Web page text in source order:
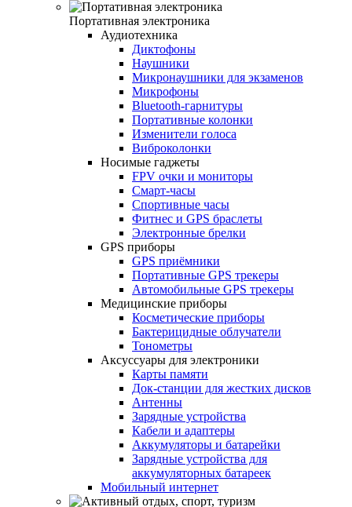
Портативная электроника
Аудиотехника
Диктофоны
Наушники
Микронаушники для экзаменов
Микрофоны
Bluetooth-гарнитуры
Портативные колонки
Изменители голоса
Виброколонки
Носимые гаджеты
FPV очки и мониторы
Смарт-часы
Спортивные часы
Фитнес и GPS браслеты
Электронные брелки
GPS приборы
GPS приёмники
Портативные GPS трекеры
Автомобильные GPS трекеры
Медицинские приборы
Косметические приборы
Бактерицидные облучатели
Тонометры
Аксуссуары для электроники
Карты памяти
Док-станции для жестких дисков
Антенны
Зарядные устройства
Кабели и адаптеры
Аккумуляторы и батарейки
Зарядные устройства для
аккумуляторных батареек
Мобильный интернет